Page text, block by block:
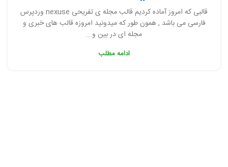
قالبی که امروز آماده کردیم قالب مجله ی تفریحی nexuse وردپرس
فارسی می باشد , همون طور که میدونید امروزه قالب های خبری و
مجله ای در بین و...
ادامه مطلب